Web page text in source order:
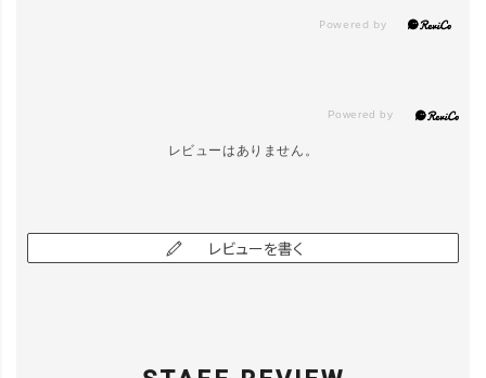
レビューはありません。
レビューを書く